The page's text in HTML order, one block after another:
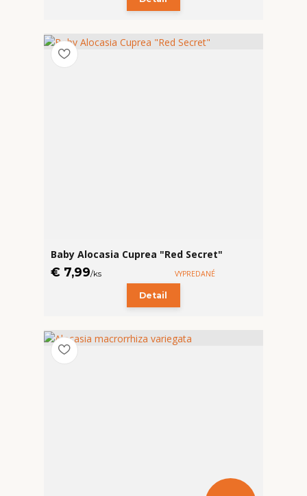
Baby Alocasia Cuprea "Red Secret"
€ 7,99/ks VYPREDANÉ
Detail